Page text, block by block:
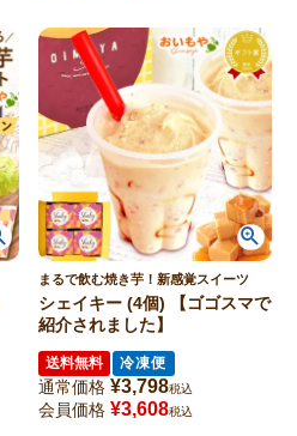
まるで飲む焼き芋！新感覚スイーツ
シェイキー (4個) 【ゴゴスマで
紹介されました】
送料無料 冷凍便
通常価格 ¥3,798税込
会員価格 ¥3,608税込